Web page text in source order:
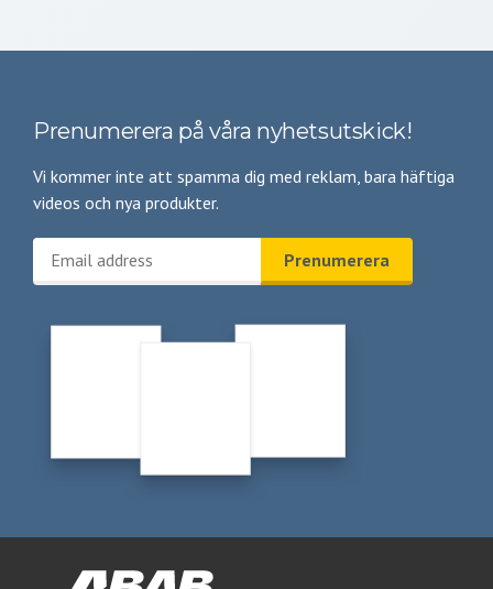
Prenumerera på våra nyhetsutskick!
Vi kommer inte att spamma dig med reklam, bara häftiga
videos och nya produkter.